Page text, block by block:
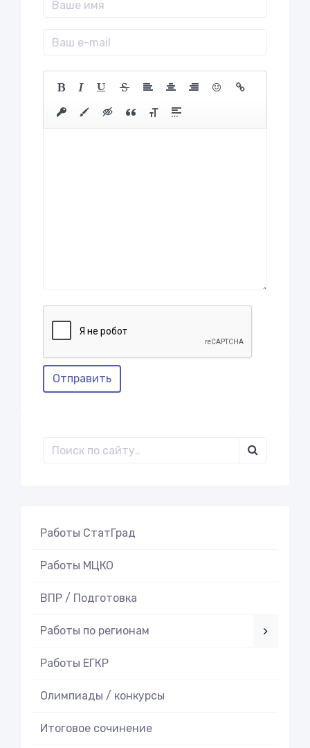
Отправить
Работы СтатГрад
Работы МЦКО
ВПР / Подготовка
Работы по регионам
Работы ЕГКР
Олимпиады / конкурсы
Итоговое cочинение